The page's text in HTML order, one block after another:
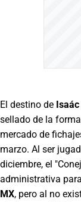
El destino de
sellado de la
mercado de
marzo. Al ser
diciembre, el
administrativa
MX, pero al no